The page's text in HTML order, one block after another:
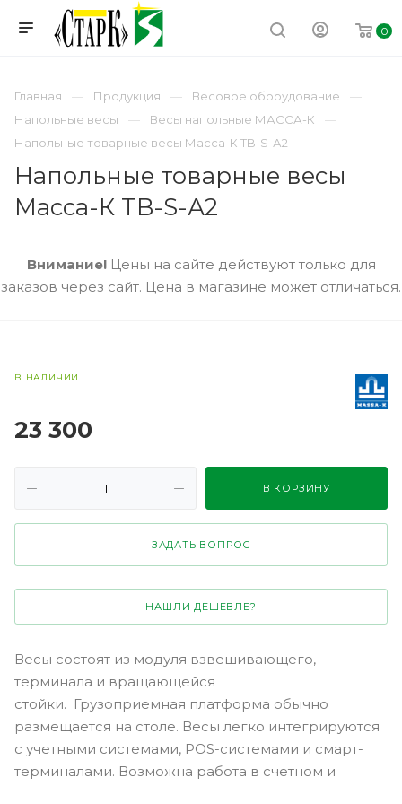
0
Главная Продукция
Весовое оборудование
Напольные весы
Весы напольные МАССА-К
Напольные товарные весы Масса-К TB-S-А2
Напольные товарные весы
Масса-К TB-S-А2
Внимание!Цены на сайте действуют только для
заказов через сайт. Цена в магазине может отличаться.
В НАЛИЧИИ
23 300
В КОРЗИНУ
ЗАДАТЬ ВОПРОС
НАШЛИ ДЕШЕВЛЕ?
Весы состоят из модуля взвешивающего,
терминала и вращающейся
стойки. Грузоприемная платформа обычно
размещается на столе. Весы легко интегрируются
с учетными системами, POS-системами и смарт-
терминалами. Возможна работа в счетном и